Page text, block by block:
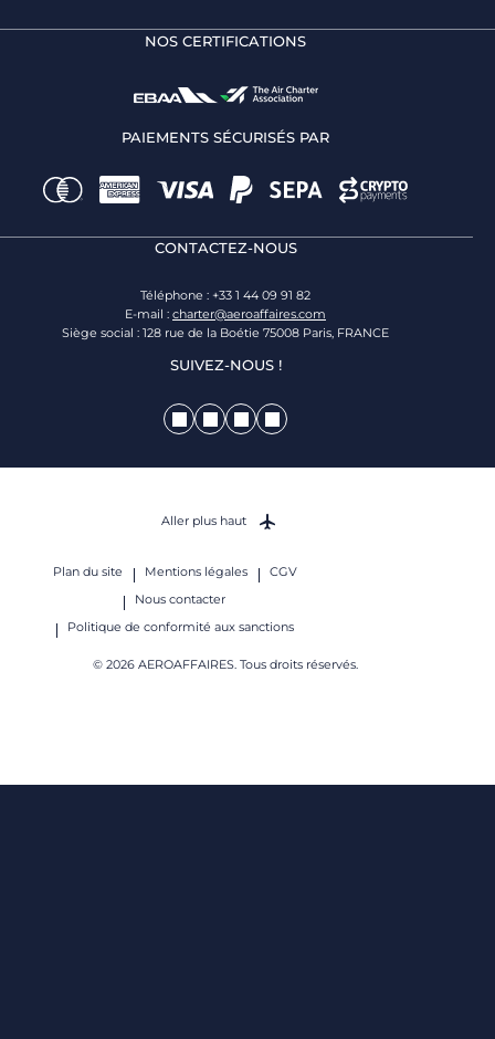
NOS CERTIFICATIONS
PAIEMENTS SÉCURISÉS PAR
CONTACTEZ-NOUS
Téléphone : +33 1 44 09 91 82
E-mail : charter@aeroaffaires.com
Siège social : 128 rue de la Boétie 75008 Paris, FRANCE
SUIVEZ-NOUS !
Plan du site Mentions légales
CGV
Nous contacter
Politique de conformité aux sanctions
© 2026 AEROAFFAIRES. Tous droits réservés.
Aller plus haut